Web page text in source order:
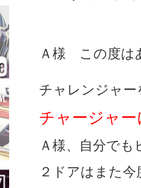
Ａ様 この度は
チャレンジャー
チャージャー
Ａ様、自分で
２ドアはまた今